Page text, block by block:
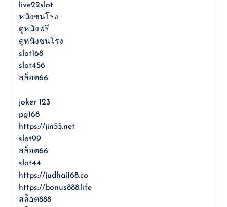
live22slot
หนังชนโรง
ดูหนังฟรี
ดูหนังชนโรง
slot168
slot456
สล็อต66
joker 123
pg168
https://jin55.net
slot99
สล็อต66
slot44
https://judhai168.co
https://bonus888.life
สล็อต888